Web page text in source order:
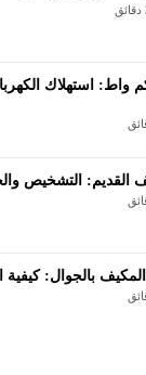
استهلاك
القديم: التشخيص
بالجوال: كيفية